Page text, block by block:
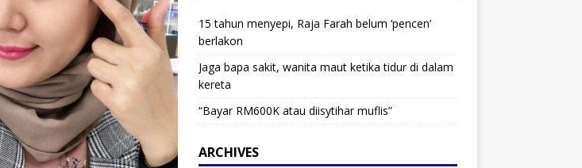
15 tahun menyepi, Raja Farah belum ‘pencen’
berlakon
Jaga bapa sakit, wanita maut ketika tidur di dalam
kereta
“Bayar RM600K atau diisytihar muflis”
ARCHIVES